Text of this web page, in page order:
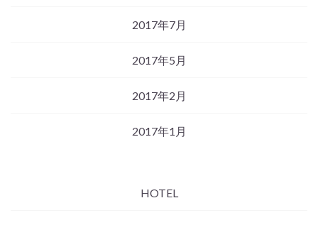
2017年7月
2017年5月
2017年2月
2017年1月
HOTEL